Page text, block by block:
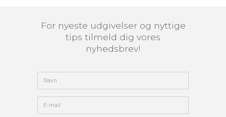
For nyeste udgivelser og nyttige
tips tilmeld dig vores
nyhedsbrev!